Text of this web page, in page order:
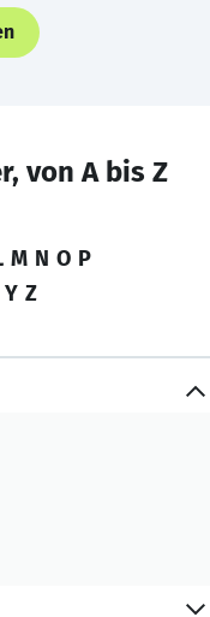
von A bis Z
M N O P
Y Z